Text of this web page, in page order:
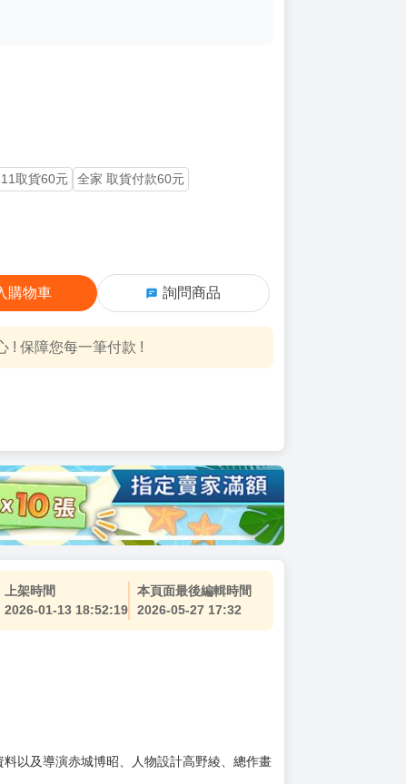
取貨60元
全家 取貨付款60元
購物車 詢問商品
! 保障您每一筆付款 !